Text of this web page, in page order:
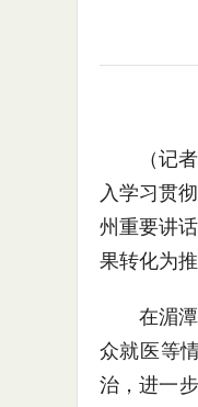
（记
入学习贯
州重要讲
果转化为
在湄
众就医等
治，进一